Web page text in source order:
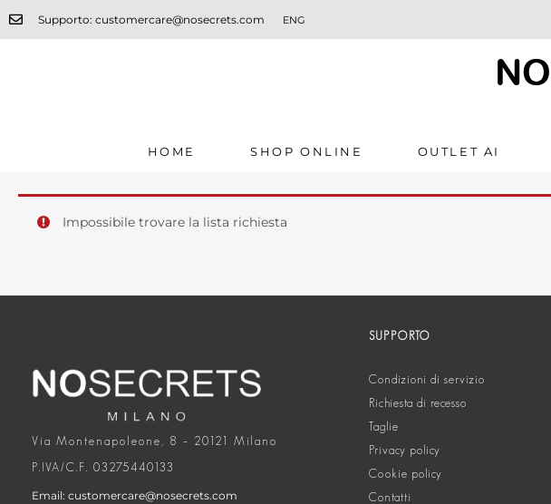
Supporto: customercare@nosecrets.com ENG
NO
HOME SHOP ONLINE OUTLET AI
Impossibile trovare la lista richiesta
Via Montenapoleone, 8 – 20121 Milano
P.IVA/C.F. 03275440133
Email: customercare@nosecrets.com
SUPPORTO
Condizioni di servizio
Richiesta di recesso
Taglie
Privacy policy
Cookie policy
Contatti